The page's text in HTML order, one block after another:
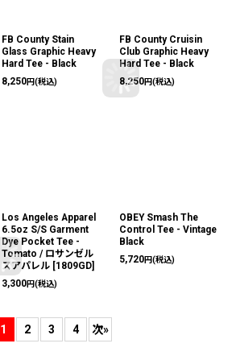
FB County Stain
Glass Graphic Heavy
Hard Tee - Black
8,250円(税込)
FB County Cruisin
Club Graphic Heavy
Hard Tee - Black
8,250円(税込)
Los Angeles Apparel
6.5oz S/S Garment
Dye Pocket Tee -
Tomato / ロサンゼル
スアパレル [1809GD]
3,300円(税込)
OBEY Smash The
Control Tee - Vintage
Black
5,720円(税込)
1 2 3 4 次»